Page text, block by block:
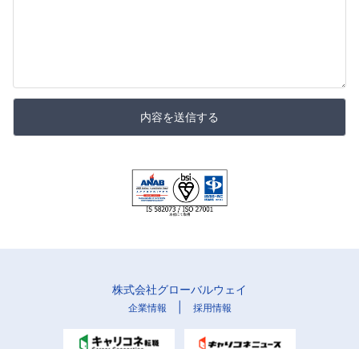
内容を送信する
株式会社グローバルウェイ
企業情報 採用情報